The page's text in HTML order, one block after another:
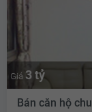
Giá 3 tỷ
Bán căn hộ